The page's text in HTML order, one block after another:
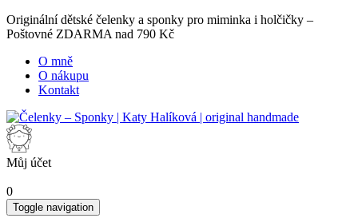
Originální dětské čelenky a sponky pro miminka i holčičky –
Poštovné ZDARMA nad 790 Kč
O mně
O nákupu
Kontakt
Můj účet
0
Toggle navigation